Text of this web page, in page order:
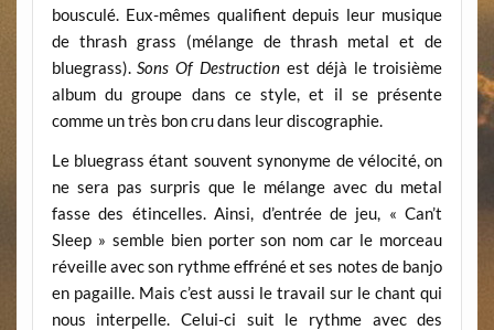
bousculé. Eux-mêmes qualifient depuis leur musique
de thrash grass (mélange de thrash metal et de
bluegrass).Sons Of Destruction est déjà le troisième
album du groupe dans ce style, et il se présente
comme un très bon cru dans leur discographie.
Le bluegrass étant souvent synonyme de vélocité, on
ne sera pas surpris que le mélange avec du metal
fasse des étincelles. Ainsi, d’entrée de jeu, « Can’t
Sleep » semble bien porter son nom car le morceau
réveille avec son rythme effréné et ses notes de banjo
en pagaille. Mais c’est aussi le travail sur le chant qui
nous interpelle. Celui-ci suit le rythme avec des